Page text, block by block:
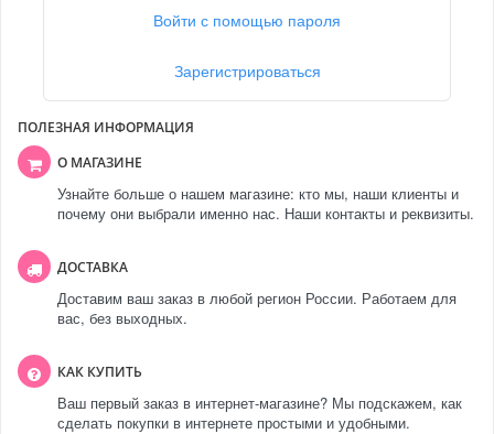
Войти с помощью пароля
Зарегистрироваться
ПОЛЕЗНАЯ ИНФОРМАЦИЯ
О МАГАЗИНЕ
Узнайте больше о нашем магазине: кто мы, наши клиенты и
почему они выбрали именно нас. Наши контакты и реквизиты.
ДОСТАВКА
Доставим ваш заказ в любой регион России. Работаем для
вас, без выходных.
КАК КУПИТЬ
Ваш первый заказ в интернет-магазине? Мы подскажем, как
сделать покупки в интернете простыми и удобными.